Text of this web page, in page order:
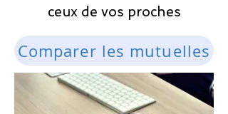
ceux de vos proches
Comparer les mutuelles